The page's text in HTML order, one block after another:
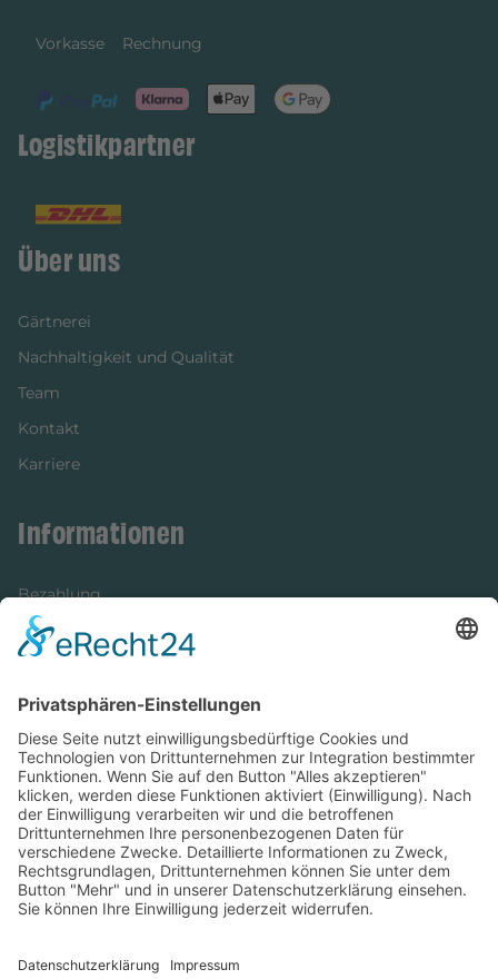
Vorkasse Rechnung
Logistikpartner
Über uns
Gärtnerei
Nachhaltigkeit und Qualität
Team
Kontakt
Karriere
Informationen
Bezahlung
Newsletter
Versandinformationen
Verfügbarkeit/Verträglichkeit
Rechtliches
Widerrufsrecht und Widerrufsformular
Impressum
Datenschutzerklärung
Cookie-Einstellungen